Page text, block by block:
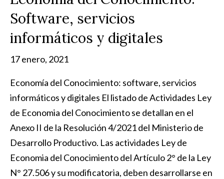
Software, servicios
informáticos y digitales
17 enero, 2021
Economía del Conocimiento: software, servicios
informáticos y digitales El listado de Actividades Ley
de Economia del Conocimiento se detallan en el
Anexo II de la Resolución 4/2021 del Ministerio de
Desarrollo Productivo. Las actividades Ley de
Economia del Conocimiento del Artículo 2° de la Ley
N° 27.506 y su modificatoria, deben desarrollarse en